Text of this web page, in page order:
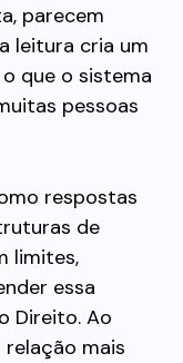
parecem
leitura cria um
que o sistema
pessoas
respostas
de
limites,
essa
Direito. Ao
mais